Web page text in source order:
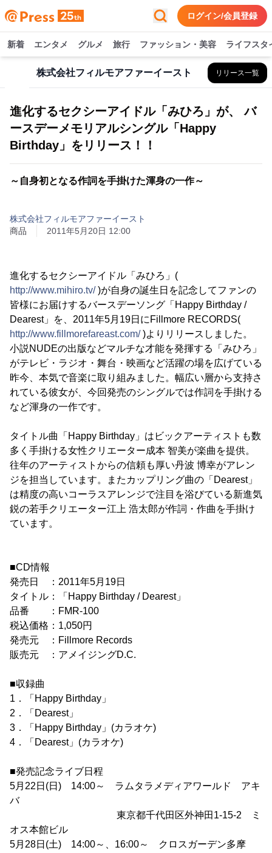
ログイン/会員登録
新着 エンタメ グルメ 旅行 ファッション・美容 ライフスタ
株式会社フィルモアファーイースト リリース一覧
進化するセクシーアイドル「みひろ」が、 バ
ースデーメモリアルシングル「Happy
Birthday」をリリース！！
～自身初となる作詞を手掛けた渾身の一作～
株式会社フィルモアファーイースト
商品
2011年5月20日 12:00
進化するセクシーアイドル「みひろ」(
http://www.mihiro.tv/)が自身の誕生日を記念してファンの
皆様にお届けするバースデーソング「Happy Birthday /
Dearest」を、2011年5月19日にFillmore RECORDS(
http://www.fillmorefareast.com/)よりリリースしました。
小説NUDEの出版などマルチな才能を発揮する「みひろ」
がテレビ・ラジオ・舞台・映画など活躍の場を広げている
昨今、本気で音楽に取り組みました。幅広い層から支持さ
れている彼女が、今回発売のシングルでは作詞を手掛ける
など渾身の一作です。
タイトル曲「Happy Birthday」はビックアーティストも数
多く手掛ける女性クリエーター成本 智美が楽曲を提供。
往年のアーティストからの信頼も厚い丹波 博幸がアレン
ジを担当しています。またカップリング曲の「Dearest」
は精度の高いコーラスアレンジで注目を浴びている新進気
鋭の若手クリエーター江上 浩太郎が作詞・作曲を手掛け
ています。
■CD情報
発売日 ：2011年5月19日
タイトル：「Happy Birthday / Dearest」
品番 ：FMR-100
税込価格：1,050円
発売元 ：Fillmore Records
販売元 ：アメイジングD.C.
■収録曲
1．「Happy Birthday」
2．「Dearest」
3．「Happy Birthday」(カラオケ)
4．「Dearest」(カラオケ)
■発売記念ライブ日程
5月22日(日) 14:00～ ラムタラメディアワールド アキ
バ
東京都千代田区外神田1-15-2 ミ
オス本館ビル
5月28日(土) 14:00～、16:00～ クロスガーデン多摩